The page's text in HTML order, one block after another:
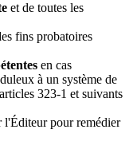
et de toutes les
fins probatoires
en cas
à un système de
323-1 et suivants
l'Éditeur pour remédier